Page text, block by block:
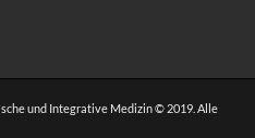
und Integrative Medizin © 2019. Alle